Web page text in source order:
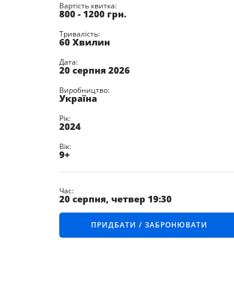
ОРГАНІЗАЦІЇ
ЗАХОДІВ
Вартість квитка:
800 - 1200 грн.
Тривалість:
60 Хвилин
Дата:
20 серпня 2026
Виробництво:
Україна
Рік:
2024
Вік:
9+
Час:
20 серпня, четвер 19:30
ПРИДБАТИ / ЗАБРОНЮВАТИ